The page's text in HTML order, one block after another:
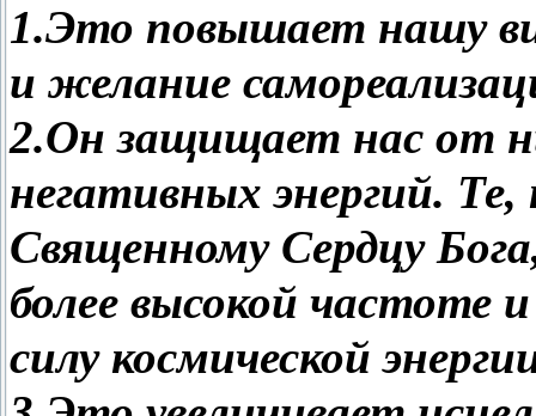
1.Это повышает нашу
и желание
2.Он защищает нас от
негативных энергий.
Священному Сердцу
более высокой
силу космической